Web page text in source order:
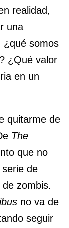
realidad,
una
¿qué somos
¿Qué valor
en un
quitarme de
The
que no
de
zombis.
no va de
seguir